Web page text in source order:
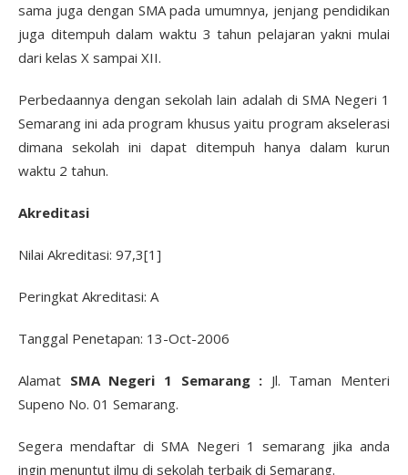
sama juga dengan SMA pada umumnya, jenjang pendidikan
juga ditempuh dalam waktu 3 tahun pelajaran yakni mulai
dari kelas X sampai XII.
Perbedaannya dengan sekolah lain adalah di SMA Negeri 1
Semarang ini ada program khusus yaitu program akselerasi
dimana sekolah ini dapat ditempuh hanya dalam kurun
waktu 2 tahun.
Akreditasi
Nilai Akreditasi: 97,3[1]
Peringkat Akreditasi: A
Tanggal Penetapan: 13-Oct-2006
Alamat SMA Negeri 1 Semarang : Jl. Taman Menteri
Supeno No. 01 Semarang.
Segera mendaftar di SMA Negeri 1 semarang jika anda
ingin menuntut ilmu di sekolah terbaik di Semarang.